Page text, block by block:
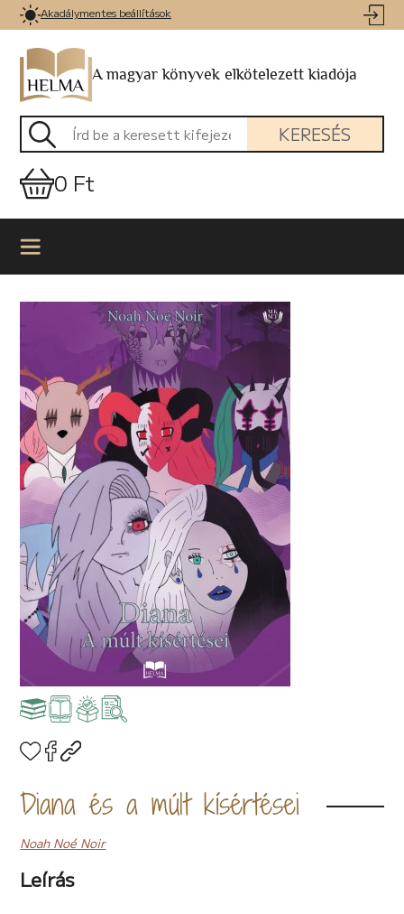
Akadálymentes beállítások
A magyar könyvek elkötelezett kiadója
KERESÉS
0 Ft
Diana és a múlt kísértései
Noah Noé Noir
Leírás